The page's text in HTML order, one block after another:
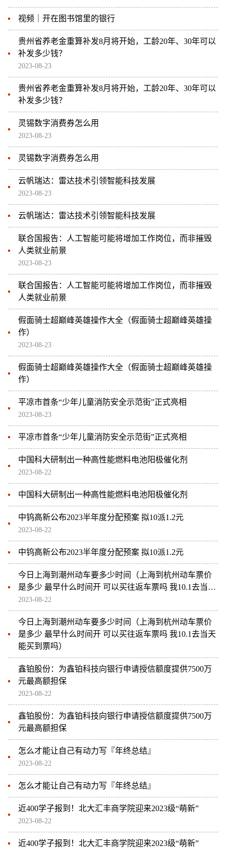
视频｜开在图书馆里的银行
贵州省养老金重算补发8月将开始，工龄20年、30年可以
补发多少钱？
2023-08-23
贵州省养老金重算补发8月将开始，工龄20年、30年可以
补发多少钱？
灵锡数字消费券怎么用
2023-08-23
灵锡数字消费券怎么用
云帆瑞达：雷达技术引领智能科技发展
2023-08-23
云帆瑞达：雷达技术引领智能科技发展
联合国报告：人工智能可能将增加工作岗位，而非摧毁
人类就业前景
2023-08-23
联合国报告：人工智能可能将增加工作岗位，而非摧毁
人类就业前景
假面骑士超巅峰英雄操作大全（假面骑士超巅峰英雄操
作）
2023-08-23
假面骑士超巅峰英雄操作大全（假面骑士超巅峰英雄操
作）
平凉市首条“少年儿童消防安全示范街”正式亮相
2023-08-23
平凉市首条“少年儿童消防安全示范街”正式亮相
中国科大研制出一种高性能燃料电池阳极催化剂
2023-08-22
中国科大研制出一种高性能燃料电池阳极催化剂
中钨高新公布2023半年度分配预案 拟10派1.2元
2023-08-22
中钨高新公布2023半年度分配预案 拟10派1.2元
今日上海到潮州动车要多少时间（上海到杭州动车票价
是多少 最早什么时间开 可以买往返车票吗 我10.1去当天
能买到票吗）
2023-08-22
今日上海到潮州动车要多少时间（上海到杭州动车票价
是多少 最早什么时间开 可以买往返车票吗 我10.1去当天
能买到票吗）
鑫铂股份：为鑫铂科技向银行申请授信额度提供7500万
元最高额担保
2023-08-22
鑫铂股份：为鑫铂科技向银行申请授信额度提供7500万
元最高额担保
怎么才能让自己有动力写『年终总结』
2023-08-22
怎么才能让自己有动力写『年终总结』
近400学子报到！北大汇丰商学院迎来2023级“萌新”
2023-08-22
近400学子报到！北大汇丰商学院迎来2023级“萌新”